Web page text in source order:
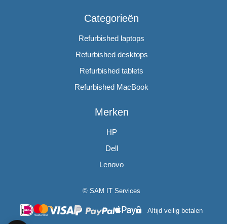
Categorieën
Refurbished laptops
Refurbished desktops
Refurbished tablets
Refurbished MacBook
Merken
HP
Dell
Lenovo
© SAM IT Services
Altijd veilig betalen